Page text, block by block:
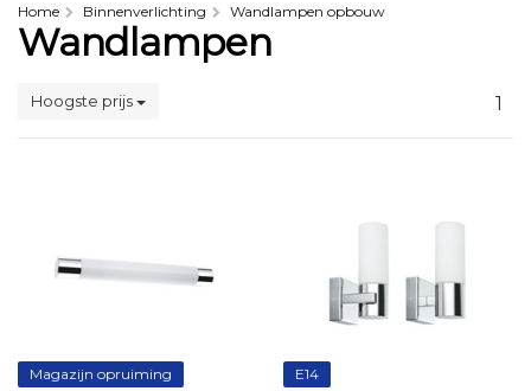
Home Binnenverlichting Wandlampen opbouw
Wandlampen
Hoogste prijs 1
Magazijn opruiming E14